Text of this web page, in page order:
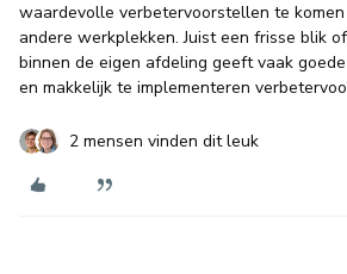
waardevolle verbetervoorstellen te komen
andere werkplekken. Juist een frisse blik
binnen de eigen afdeling geeft vaak
en makkelijk te implementeren
2 mensen vinden dit leuk